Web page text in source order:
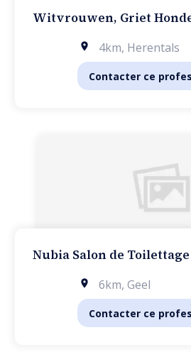
Witvrouwen, Griet
4km, Herentals
Contacter ce
Nubia Salon de Toilettage
6km, Geel
Contacter ce